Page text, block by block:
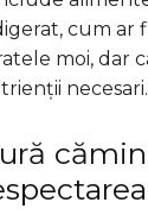
cum ar
moi, dar
necesari.